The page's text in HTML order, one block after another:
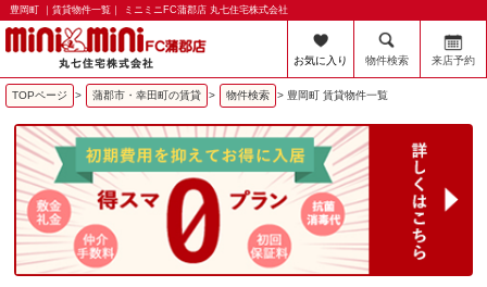
豊岡町 ｜賃貸物件一覧｜ ミニミニFC蒲郡店 丸七住宅株式会社
お気に入り 物件検索 来店予約
TOPページ > 蒲郡市・幸田町の賃貸 > 物件検索 > 豊岡町 賃貸物件一覧